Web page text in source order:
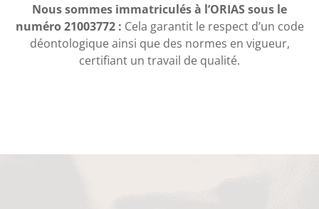
Nous sommes immatriculés à l’ORIAS sous le
numéro 21003772 : Cela garantit le respect d’un code
déontologique ainsi que des normes en vigueur,
certifiant un travail de qualité.